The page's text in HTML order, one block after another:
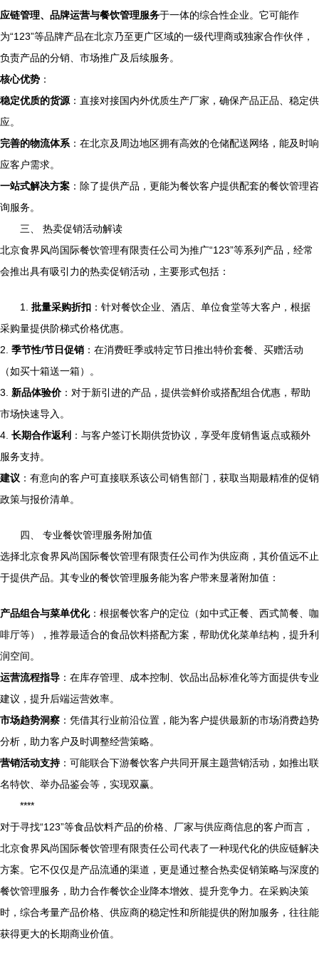
应链管理、品牌运营与餐饮管理服务于一体的综合性企业。它可能作
为“123”等品牌产品在北京乃至更广区域的一级代理商或独家合作伙伴，
负责产品的分销、市场推广及后续服务。
核心优势 ：
稳定优质的货源 ：直接对接国内外优质生产厂家，确保产品正品、稳定供
应。
完善的物流体系 ：在北京及周边地区拥有高效的仓储配送网络，能及时响
应客户需求。
一站式解决方案 ：除了提供产品，更能为餐饮客户提供配套的餐饮管理咨
询服务。
三、 热卖促销活动解读
北京食界风尚国际餐饮管理有限责任公司为推广“123”等系列产品，经常
会推出具有吸引力的热卖促销活动，主要形式包括：
1. 批量采购折扣 ：针对餐饮企业、酒店、单位食堂等大客户，根据
采购量提供阶梯式价格优惠。
2. 季节性/节日促销 ：在消费旺季或特定节日推出特价套餐、买赠活动
（如买十箱送一箱）。
3. 新品体验价：对于新引进的产品，提供尝鲜价或搭配组合优惠，帮助
市场快速导入。
4. 长期合作返利 ：与客户签订长期供货协议，享受年度销售返点或额外
服务支持。
建议 ：有意向的客户可直接联系该公司销售部门，获取当期最精准的促销
政策与报价清单。
四、 专业餐饮管理服务附加值
选择北京食界风尚国际餐饮管理有限责任公司作为供应商，其价值远不止
于提供产品。其专业的餐饮管理服务能为客户带来显著附加值：
产品组合与菜单优化：根据餐饮客户的定位（如中式正餐、西式简餐、咖
啡厅等），推荐最适合的食品饮料搭配方案，帮助优化菜单结构，提升利
润空间。
运营流程指导 ：在库存管理、成本控制、饮品出品标准化等方面提供专业
建议，提升后端运营效率。
市场趋势洞察 ：凭借其行业前沿位置，能为客户提供最新的市场消费趋势
分析，助力客户及时调整经营策略。
营销活动支持：可能联合下游餐饮客户共同开展主题营销活动，如推出联
名特饮、举办品鉴会等，实现双赢。
****
对于寻找“123”等食品饮料产品的价格、厂家与供应商信息的客户而言，
北京食界风尚国际餐饮管理有限责任公司代表了一种现代化的供应链解决
方案。它不仅仅是产品流通的渠道，更是通过整合热卖促销策略与深度的
餐饮管理服务，助力合作餐饮企业降本增效、提升竞争力。在采购决策
时，综合考量产品价格、供应商的稳定性和所能提供的附加服务，往往能
获得更大的长期商业价值。